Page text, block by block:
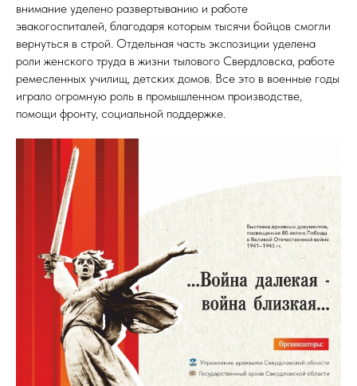
внимание уделено развертыванию и работе
эвакогоспиталей, благодаря которым тысячи бойцов смогли
вернуться в строй. Отдельная часть экспозиции уделена
роли женского труда в жизни тылового Свердловска, работе
ремесленных училищ, детских домов. Все это в военные годы
играло огромную роль в промышленном производстве,
помощи фронту, социальной поддержке.